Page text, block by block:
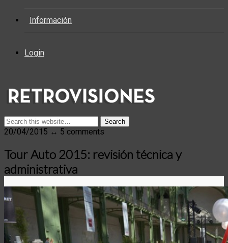
Información
Login
20/04/2015 ↔ 5 comments
Tour Auto 2015: revisión técnica y
administrativa